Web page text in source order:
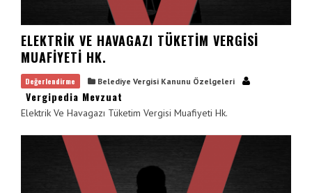
ELEKTRIK VE HAVAGAZI TÜKETIM VERGISI
MUAFIYETI HK.
Değerlendirme Belediye Vergisi Kanunu Özelgeleri
Vergipedia Mevzuat
Elektrik Ve Havagazı Tüketim Vergisi Muafiyeti Hk.